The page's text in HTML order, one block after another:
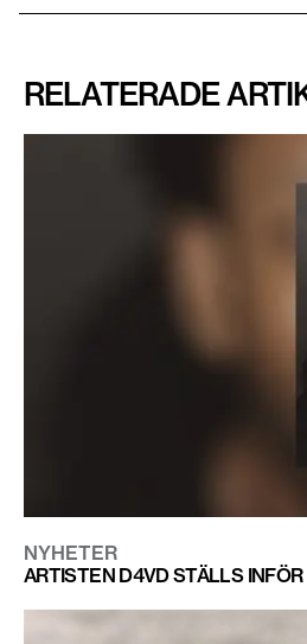
RELATERADE
NYHETER
ARTISTEN D4VD STÄLLS